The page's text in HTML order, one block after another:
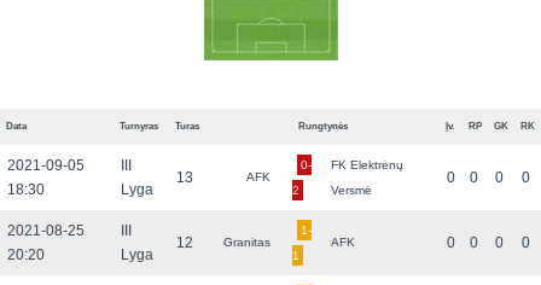
Data Turnyras Turas Rungtynės Įv. RP GK RK
2021-09-05
18:30
Lyga
13 AFK
0-
2
FK Elektrėnų
Versmė
0 0 0 0
2021-08-25
20:20
Lyga
12 Granitas
1-
1
AFK 0 0 0 0